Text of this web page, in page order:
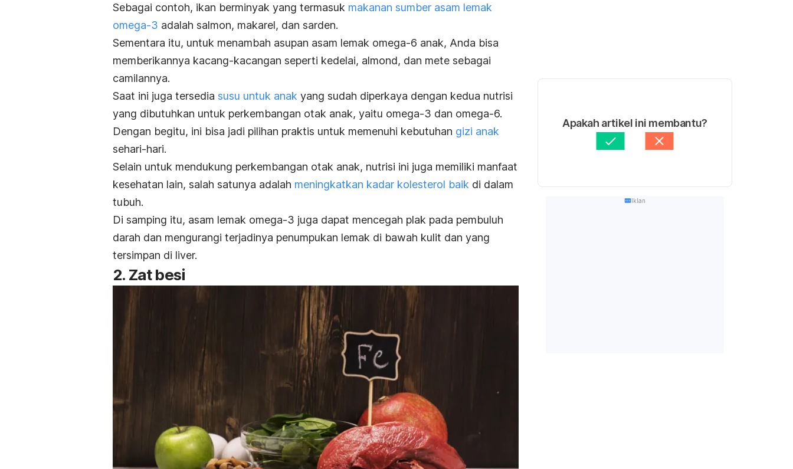
Sebagai contoh, ikan berminyak yang termasuk makanan sumber asam lemak
omega-3 adalah salmon, makarel, dan sarden.
Sementara itu, untuk menambah asupan asam lemak omega-6 anak, Anda bisa
memberikannya kacang-kacangan seperti kedelai, almond, dan mete sebagai
camilannya.
Saat ini juga tersedia susu untuk anak yang sudah diperkaya dengan kedua nutrisi
yang dibutuhkan untuk perkembangan otak anak, yaitu omega-3 dan omega-6.
Dengan begitu, ini bisa jadi pilihan praktis untuk memenuhi kebutuhan gizi anak
sehari-hari.
Selain untuk mendukung perkembangan otak anak, nutrisi ini juga memiliki manfaat
kesehatan lain, salah satunya adalah meningkatkan kadar kolesterol baik di dalam
tubuh.
Di samping itu, asam lemak omega-3 juga dapat mencegah plak pada pembuluh
darah dan mengurangi terjadinya penumpukan lemak di bawah kulit dan yang
tersimpan di liver.
2. Zat besi
Apakah artikel ini membantu?
Iklan